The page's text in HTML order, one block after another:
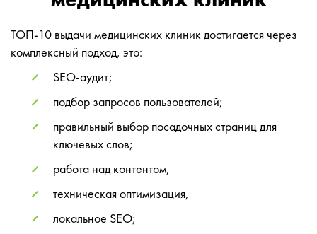
ТОП-10 выдачи медицинских клиник достигается через
комплексный подход, это:
SEO-аудит;
подбор запросов пользователей;
правильный выбор посадочных страниц для
ключевых слов;
работа над контентом,
техническая оптимизация,
локальное SEO;